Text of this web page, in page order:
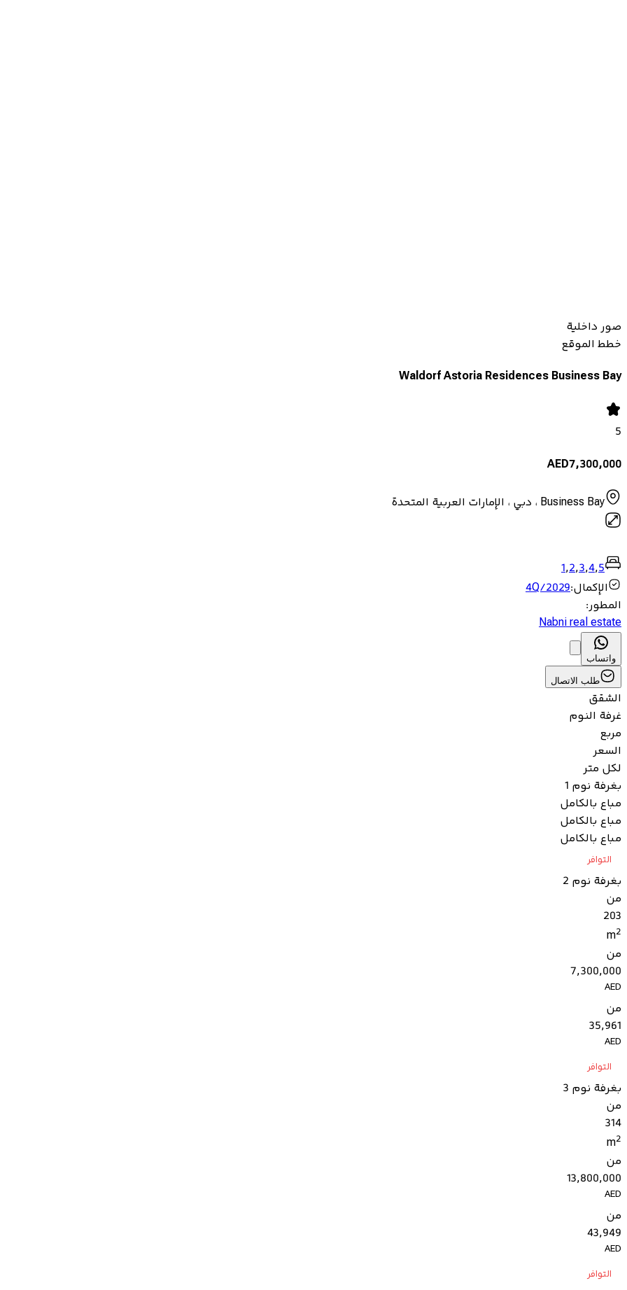
صور داخلية
خطط الموقع
Waldorf Astoria Residences Business Bay
5
AED7,300,000
Business Bay ، دبي ، الإمارات العربية المتحدة
1,2,3,4,5
الإكمال:
4Q/2029
المطور:
Nabni real estate
واتساب
طلب الاتصال
الشقق
غرفة النوم
مربع
السعر
لكل متر
بغرفة نوم 1
مباع بالكامل
مباع بالكامل
مباع بالكامل
التوافر
بغرفة نوم 2
من
203
m2
من
7,300,000
AED
من
35,961
AED
التوافر
بغرفة نوم 3
من
314
m2
من
13,800,000
AED
من
43,949
AED
التوافر